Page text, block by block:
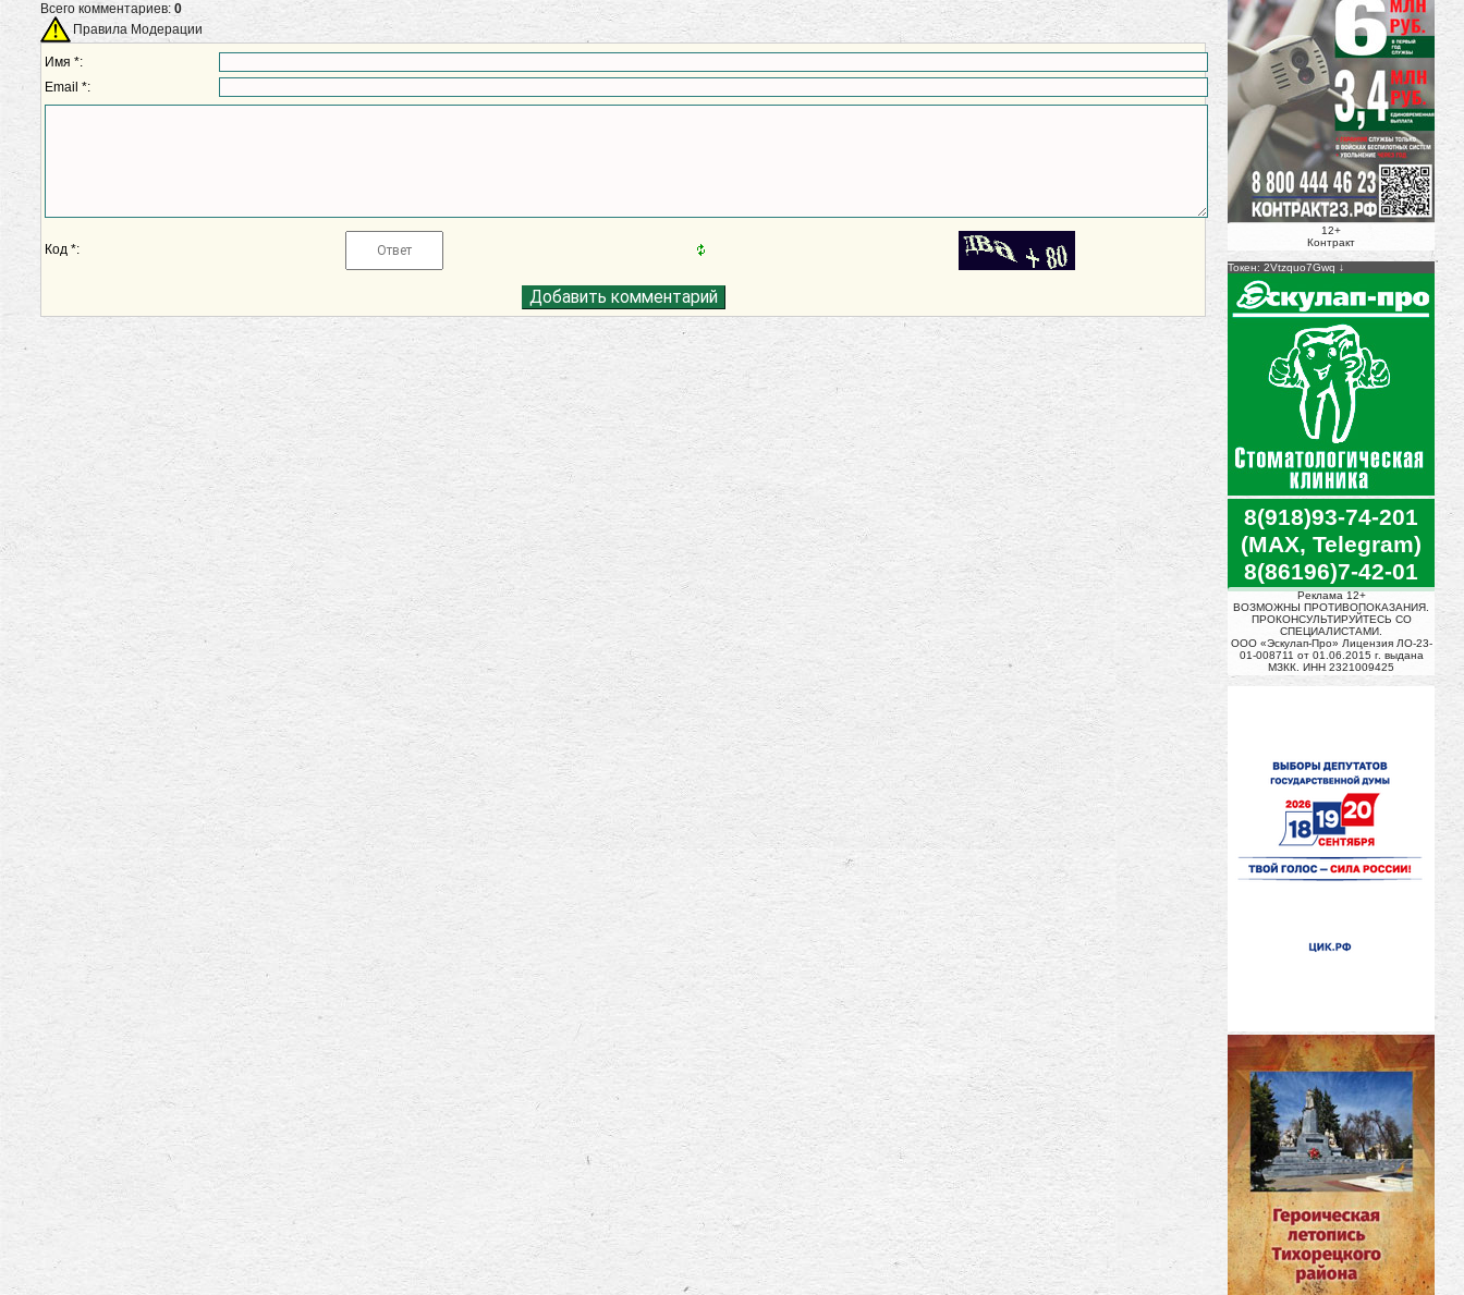
Всего комментариев: 0
Правила Модерации
Имя *:
Email *:
Код *:
12+
Контракт
Токен: 2Vtzquo7Gwq
8(918)93-74-201
(MAX, Telegram)
8(86196)7-42-01
Реклама 12+
ВОЗМОЖНЫ ПРОТИВОПОКАЗАНИЯ.
ПРОКОНСУЛЬТИРУЙТЕСЬ СО
СПЕЦИАЛИСТАМИ.
ООО «Эскулап-Про» Лицензия ЛО-23-
01-008711 от 01.06.2015 г. выдана
МЗКК. ИНН 2321009425